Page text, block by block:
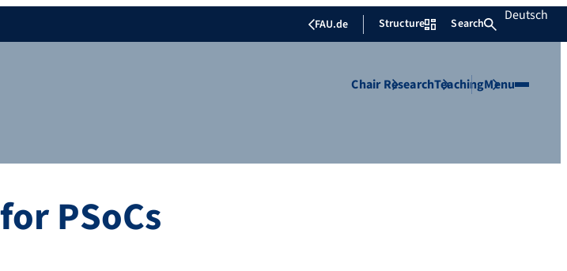
FAU.de Structure Search Deutsch
Chair ResearchTeachingMenu
PSoCs